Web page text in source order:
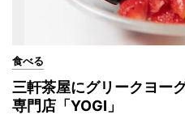
食べる
三軒茶屋にグリークヨー
専門店「YOGI」